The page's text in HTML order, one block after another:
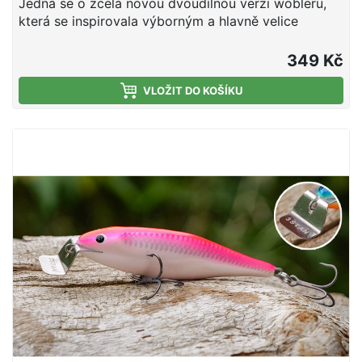
Jedná se o zcela novou dvoudílnou verzi wobleru,
která se inspirovala výborným a hlavně velice
vzhledem je účinný na lov candátů, štik a sumců.
Hloubka ponoru: 0,3 - 0,8 m. Nástraha je osazena
dvěma velmi pevnými a kvalitními trojháčky značky
vláčecími zkušenosti. Vyzkoušejte slovenský
wobler, který snese srovnání s nejdražší japonskou
konkurencí! Technické údaje: Délka: 100 mm
Hmotnost: 22 g Hloubka ponoru: 0,3 - 0,8 m
349 Kč
VLOŽIT DO KOŠÍKU